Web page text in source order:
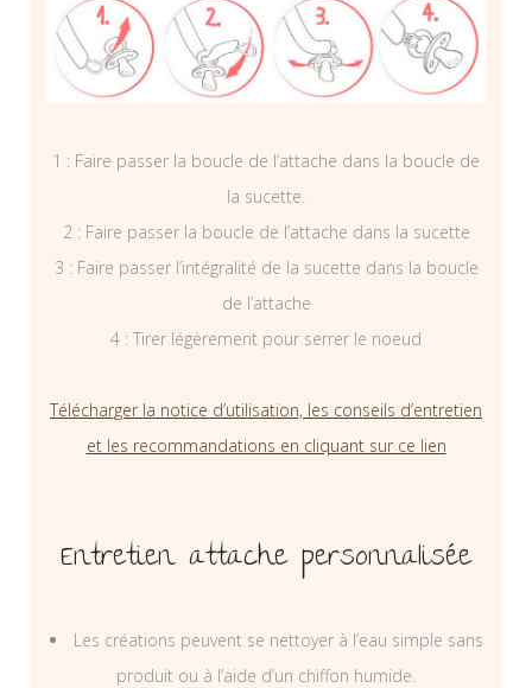
1 : Faire passer la boucle de l’attache dans la boucle de
la sucette.
2 : Faire passer la boucle de l’attache dans la sucette
3 : Faire passer l’intégralité de la sucette dans la boucle
de l’attache
4 : Tirer légèrement pour serrer le noeud
Télécharger la notice d’utilisation, les conseils d’entretien
et les recommandations en cliquant sur ce lien
Entretien attache personnalisée
Les créations peuvent se nettoyer à l’eau simple sans
produit ou à l’aide d’un chiffon humide.